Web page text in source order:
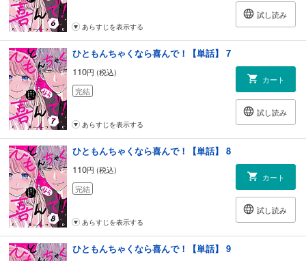
試し読み
あらすじを表示する
ひともんちゃくなら喜んで！【単話】 7
110円 (税込)
完結
カート
試し読み
あらすじを表示する
ひともんちゃくなら喜んで！【単話】 8
110円 (税込)
完結
カート
試し読み
あらすじを表示する
ひともんちゃくなら喜んで！【単話】 9